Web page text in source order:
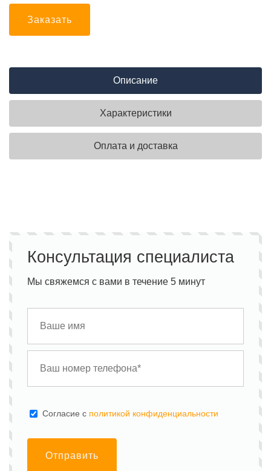
Заказать
Описание
Характеристики
Оплата и доставка
Консультация специалиста
Мы свяжемся с вами в течение 5 минут
Cогласие с политикой конфиденциальности
Отправить